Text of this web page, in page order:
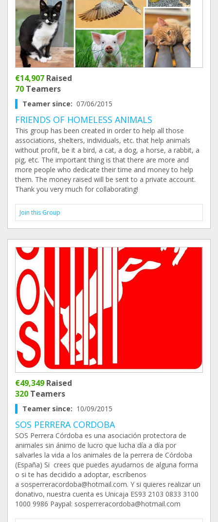
€14,907 Raised
70 Teamers
Teamer since: 07/06/2015
FRIENDS OF HOMELESS ANIMALS
This group has been created in order to help all those
associations, shelters, individuals, etc. that help animals
without profit, be it a bird, a cat, a dog, a horse, a rabbit, a
pig, etc. The important thing is that there are more and
more people who dedicate their time and money to help
them. The money raised will be sent to a private account.
Thank you very much for collaborating!
Join this Group
€49,349 Raised
320 Teamers
Teamer since: 10/09/2015
SOS PERRERA CORDOBA
SOS Perrera Córdoba es una asociación protectora de
animales sin ánimo de lucro que lucha día a día por
salvarles la vida a los animales de la perrera de Córdoba
(España) Si crees que puedes ayudarnos de alguna forma
o si te has decidido a adoptar, escríbenos
a sosperreracordoba@hotmail.com. Y si quieres realizar un
donativo, nuestra cuenta es Unicaja ES93 2103 0833 3100
1000 9986 Paypal: sosperreracordoba@hotmail.com